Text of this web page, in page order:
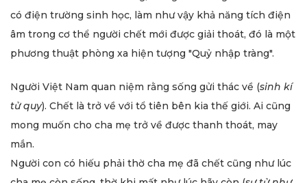
có điện trường sinh học, làm như vậy khả năng tích điện
âm trong cơ thể người chết mới được giải thoát, đó là một
phương thuật phòng xa hiện tượng "Quỷ nhập tràng".
Người Việt Nam quan niệm rằng sống gửi thác về (sinh kí
tử quy). Chết là trở về với tổ tiên bên kia thế giới. Ai cũng
mong muốn cho cha mẹ trở về được thanh thoát, may
mắn.
Người con có hiếu phải thờ cha mẹ đã chết cũng như lúc